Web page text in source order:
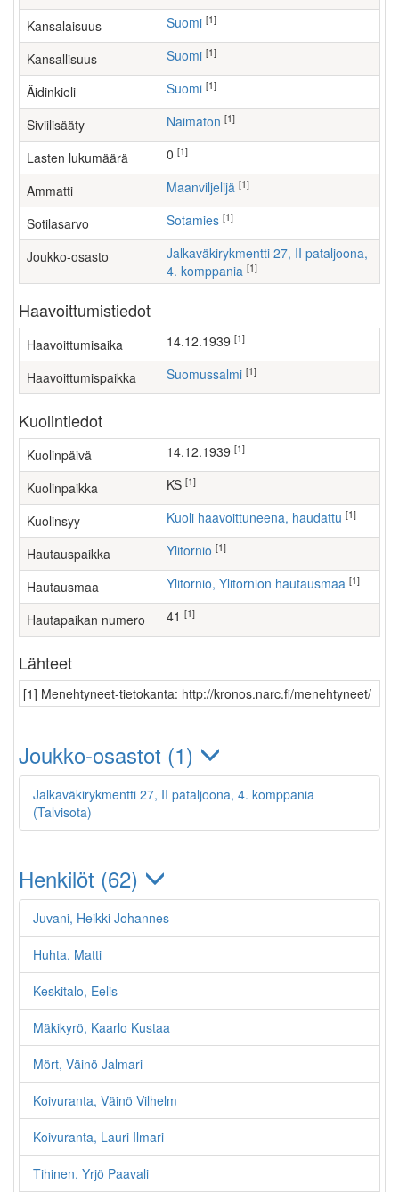
Kansalaisuus Suomi [1]
Kansallisuus Suomi [1]
Äidinkieli Suomi [1]
Siviilisääty Naimaton [1]
Lasten lukumäärä [1]
Ammatti maanviljelijä [1]
Sotilasarvo Sotamies [1]
Joukko-osasto
Jalkaväkirykmentti 27, II pataljoona,
4. komppania [1]
Haavoittumistiedot
Haavoittumisaika 14.12.1939 [1]
Haavoittumispaikka Suomussalmi [1]
Kuolintiedot
Kuolinpäivä 14.12.1939 [1]
Kuolinpaikka KS [1]
Kuolinsyy Kuoli haavoittuneena, haudattu [1]
Hautauspaikka Ylitornio [1]
Hautausmaa Ylitornio, Ylitornion hautausmaa [1]
Hautapaikan numero 41 [1]
Lähteet
[1] Menehtyneet-tietokanta: http://kronos.narc.fi/menehtyneet/
Joukko-osastot (1)
Jalkaväkirykmentti 27, II pataljoona, 4. komppania
(Talvisota)
Henkilöt (62)
Juvani, Heikki Johannes
Huhta, Matti
Keskitalo, Eelis
Mäkikyrö, Kaarlo Kustaa
Mört, Väinö Jalmari
Koivuranta, Väinö Vilhelm
Koivuranta, Lauri Ilmari
Tihinen, Yrjö Paavali